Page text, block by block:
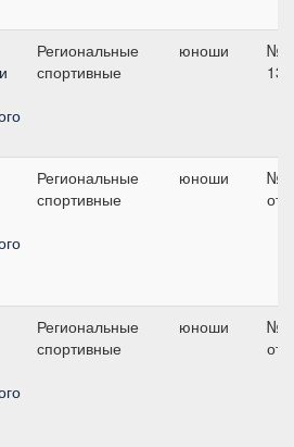
Региональные
спортивные
юноши
№4
Региональные
спортивные
юноши
№3
Региональные
спортивные
юноши
№3